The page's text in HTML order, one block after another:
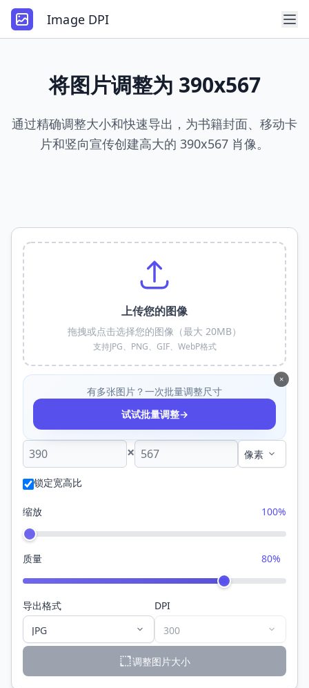
Image DPI
将图片调整为 390x567
通过精确调整大小和快速导出，为书籍封面、移动卡
片和竖向宣传创建高大的 390x567 肖像。
上传您的图像
拖拽或点击选择您的图像（最大 20MB）
支持JPG、PNG、GIF、WebP格式
×
有多张图片？一次批量调整尺寸
试试批量调整→
×
锁定宽高比
缩放 100%
质量 80%
导出格式 DPI
调整图片大小